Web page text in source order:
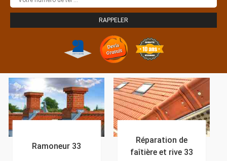
Ramoneur 33
Réparation de
faîtière et rive 33